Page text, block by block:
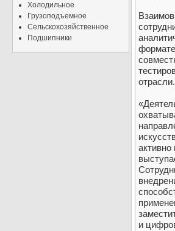
Холодильное
Грузоподъемное
Сельскохозяйственное
Подшипники
отрасли.
и